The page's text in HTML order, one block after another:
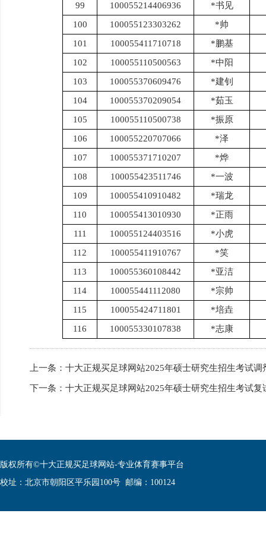
99
100055214406936
*书见
100
100055123303262
*帅
101
100055411710718
*鹏基
102
100055110500563
*中阳
103
100055370609476
*建钊
104
100055370209054
*茹玉
105
100055110500738
*振原
106
100055220707066
*泽
107
100055371710207
*烨
108
100055423511746
*一波
109
100055410910482
*瑞龙
110
100055413010930
*正雨
111
100055124403516
*小虎
112
100055411910767
*笑
113
100055360108442
*亚洁
114
100055441112080
*宗帅
115
100055424711801
*培垚
116
100055330107838 *志康
上一条： 十大正规买足球网站2025年硕士研究生招生考试调
下一条： 十大正规买足球网站2025年硕士研究生招生考试
版权所有©十大正规买足球网站-专业体育赛事平台
校址：北京市朝阳区平乐园100号 邮编：100124